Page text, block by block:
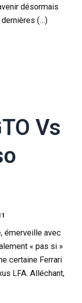
désormais
(…)
Vs
émerveille avec
« pas si »
certaine Ferrari
LFA. Alléchant,